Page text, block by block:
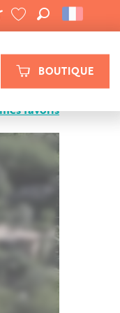
BOUTIQUE
VOIR LES FAVORIS
RECHERCHE
favoris